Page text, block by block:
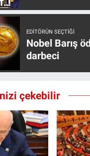
EDITÖRÜN SEÇTIĞI
Nobel Barış
darbeci
çekebilir